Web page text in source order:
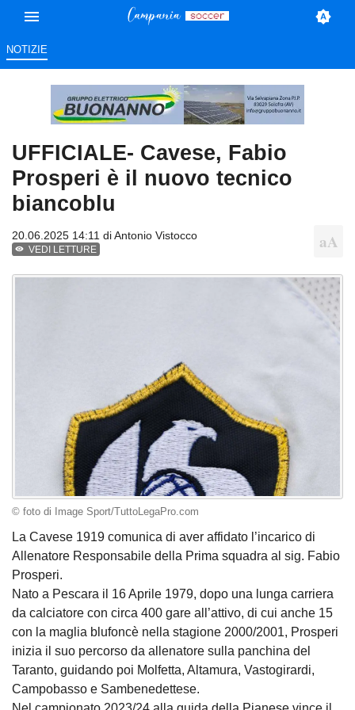
NOTIZIE
UFFICIALE- Cavese, Fabio
Prosperi è il nuovo tecnico
biancoblu
20.06.2025 14:11 diAntonio Vistocco
VEDI LETTURE
© foto di Image Sport/TuttoLegaPro.com
La Cavese 1919 comunica di aver affidato l’incarico di
Allenatore Responsabile della Prima squadra al sig. Fabio
Prosperi.
Nato a Pescara il 16 Aprile 1979, dopo una lunga carriera
da calciatore con circa 400 gare all’attivo, di cui anche 15
con la maglia blufoncè nella stagione 2000/2001, Prosperi
inizia il suo percorso da allenatore sulla panchina del
Taranto, guidando poi Molfetta, Altamura, Vastogirardi,
Campobasso e Sambenedettese.